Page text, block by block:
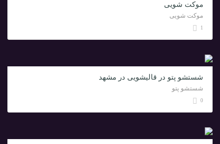
موکت شویی
موکت شویی
1
شستشو پتو در قالیشویی در مشهد
شستشو پتو
0